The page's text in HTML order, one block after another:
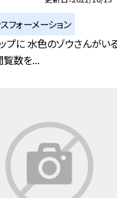
フォーメーション
プに 水色のゾウさんがい
覧数を...